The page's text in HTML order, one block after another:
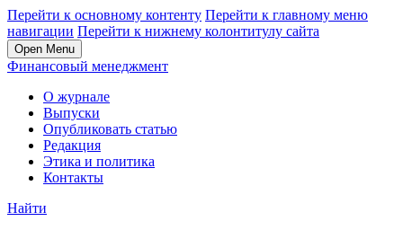
Перейти к основному контенту Перейти к главному меню
навигации Перейти к нижнему колонтитулу сайта
Open Menu
Финансовый менеджмент
О журнале
Выпуски
Опубликовать статью
Редакция
Этика и политика
Контакты
Найти